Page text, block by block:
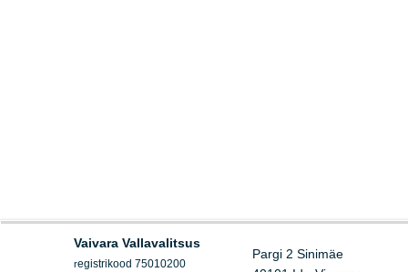
Vaivara Vallavalitsus
registrikood 75010200
Pargi 2 Sinimäe